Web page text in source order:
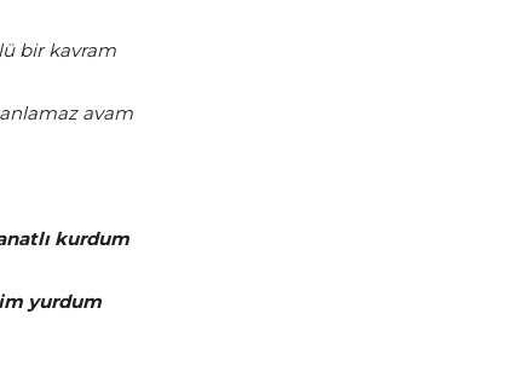
bir kavram
avam
kurdum
yurdum